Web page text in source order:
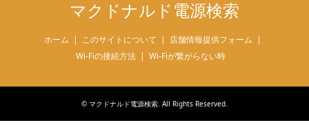
マクドナルド電源検索
ホーム このサイトについて
店舗情報提供フォーム
Wi-Fiの接続方法
Wi-Fiが繋がらない時
© マクドナルド電源検索. All Rights Reserved.